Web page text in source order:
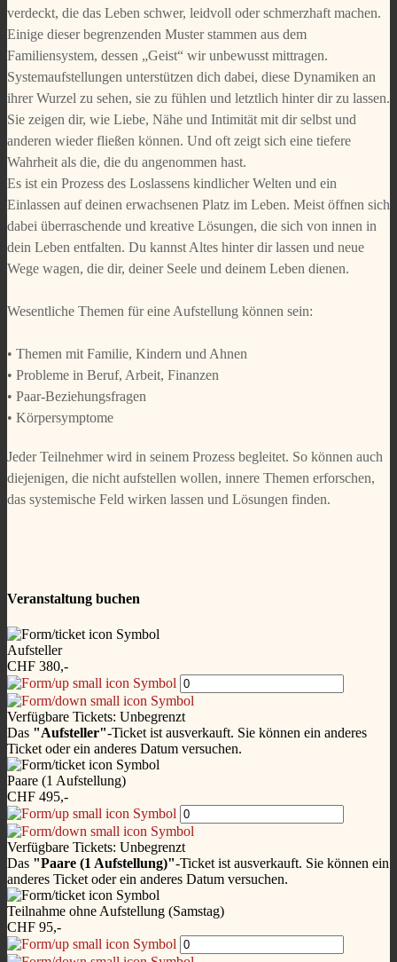
verdeckt, die das Leben schwer, leidvoll oder schmerzhaft machen.
Einige dieser begrenzenden Muster stammen aus dem
Familiensystem, dessen „Geist“ wir unbewusst mittragen.
Systemaufstellungen unterstützen dich dabei, diese Dynamiken an
ihrer Wurzel zu sehen, sie zu fühlen und letztlich hinter dir zu lassen.
Sie zeigen dir, wie Liebe, Nähe und Intimität mit dir selbst und
anderen wieder fließen können. Und oft zeigt sich eine tiefere
Wahrheit als die, die du angenommen hast.
Es ist ein Prozess des Loslassens kindlicher Welten und ein
Einlassen auf deinen erwachsenen Platz im Leben. Meist öffnen sich
dabei überraschende und kreative Lösungen, die sich von innen in
dein Leben entfalten. Du kannst Altes hinter dir lassen und neue
Wege wagen, die dir, deiner Seele und deinem Leben dienen.
Wesentliche Themen für eine Aufstellung können sein:
• Themen mit Familie, Kindern und Ahnen
• Probleme in Beruf, Arbeit, Finanzen
• Paar-Beziehungsfragen
• Körpersymptome
Jeder Teilnehmer wird in seinem Prozess begleitet. So können auch
diejenigen, die nicht aufstellen wollen, innere Themen erforschen,
das systemische Feld wirken lassen und Lösungen finden.
Veranstaltung buchen
Aufsteller
CHF 380,-
Verfügbare Tickets: Unbegrenzt
Das "Aufsteller"-Ticket ist ausverkauft. Sie können ein anderes
Ticket oder ein anderes Datum versuchen.
Paare (1 Aufstellung)
CHF 495,-
Verfügbare Tickets: Unbegrenzt
Das "Paare (1 Aufstellung)"-Ticket ist ausverkauft. Sie können ein
anderes Ticket oder ein anderes Datum versuchen.
Teilnahme ohne Aufstellung (Samstag)
CHF 95,-